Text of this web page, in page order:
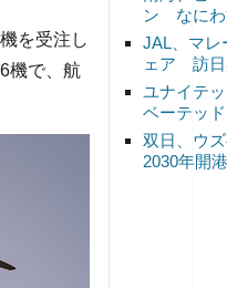
ン なにわ
JAL、マレ
ェア 訪日
ユナイテ
ベーテッ
双日、ウ
2030年開
を受注し
機で、航